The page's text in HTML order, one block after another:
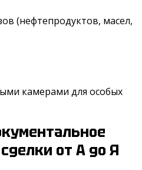
(нефтепродуктов, масел,
камерами для особых
от А до Я